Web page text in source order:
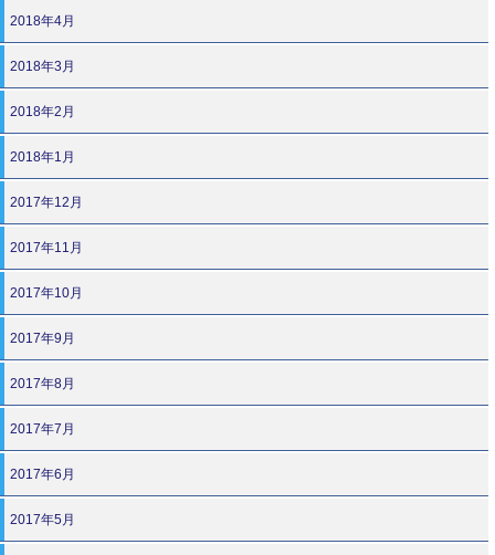
2018年4月
2018年3月
2018年2月
2018年1月
2017年12月
2017年11月
2017年10月
2017年9月
2017年8月
2017年7月
2017年6月
2017年5月